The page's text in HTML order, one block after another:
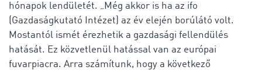
hónapok lendületét. „Még akkor is ha az ifo
(Gazdaságkutató Intézet) az év elején borúlátó volt.
Mostantól ismét érezhetik a gazdasági fellendülés
hatását. Ez közvetlenül hatással van az európai
fuvarpiacra. Arra számítunk, hogy a következő